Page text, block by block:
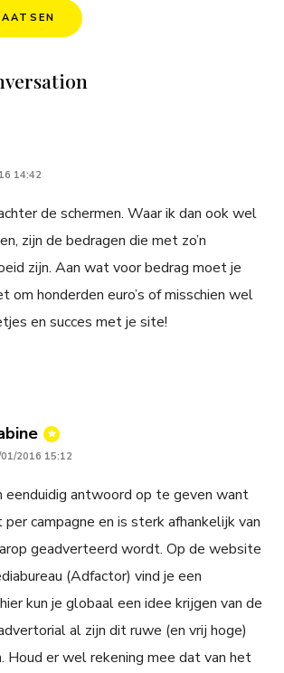
14:42
de schermen. Waar ik dan ook wel
zijn de bedragen die met zo’n
zijn. Aan wat voor bedrag moet je
om honderden euro’s of misschien wel
en succes met je site!
says:
2016 15:12
eenduidig antwoord op te geven want
campagne en is sterk afhankelijk van
geadverteerd wordt. Op de website
(Adfactor) vind je een
kun je globaal een idee krijgen van de
al zijn dit ruwe (en vrij hoge)
Houd er wel rekening mee dat van het